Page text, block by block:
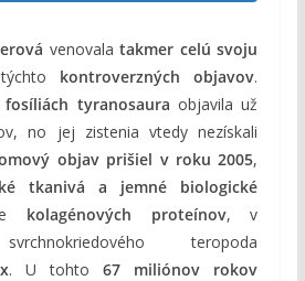
venovalatakmer celú svoju
kontroverzných objavov.
tyranosaura objavila už
no jej zistenia vtedy nezískali
objav prišiel v roku 2005,
tkanivá a jemné biologické
kolagénových proteínov, v
teropoda
. U tohto67 miliónov rokov